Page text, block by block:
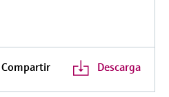
Compartir Descarga